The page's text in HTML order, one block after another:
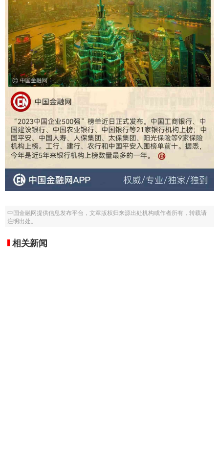
中国金融网提供信息发布平台，文章版权归来源出处机构或作者所有，转载请
注明出处。
相关新闻